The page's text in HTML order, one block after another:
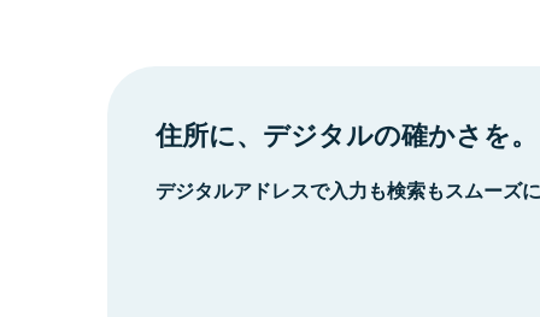
住所に、デジタルの確かさを。
デジタルアドレスで入力も検索もスムーズ